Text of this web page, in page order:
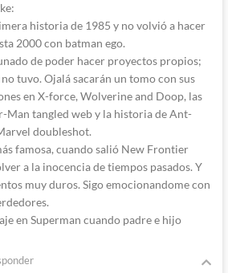
historia de 1985 y no volvió a hacer
2000 con batman ego.
de poder hacer proyectos propios;
tuvo. Ojalá sacarán un tomo con sus
en X-force, Wolverine and Doop, las
Man tangled web y la historia de Ant-
doubleshot.
famosa, cuando salió New Frontier
a la inocencia de tiempos pasados. Y
muy duros. Sigo emocionandome con
en Superman cuando padre e hijo